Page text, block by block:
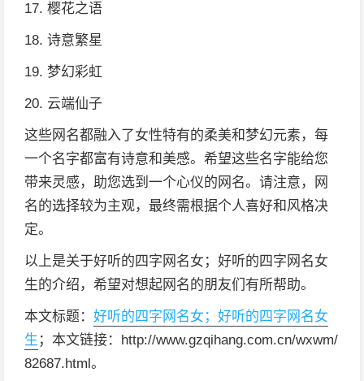
17. 樱花之语
18. 诗意繁星
19. 梦幻彩虹
20. 云端仙子
这些网名都融入了女性特有的柔美和梦幻元素，每
一个名字都富有诗意和美感。希望这些名字能给您
带来灵感，助您选到一个心仪的网名。请注意，网
名的选择较为主观，最终需根据个人喜好和风格决
定。
以上是关于好听的四字网名女；好听的四字网名女
生的介绍，希望对想起网名的朋友们有所帮助。
本文标题： 好听的四字网名女；好听的四字网名女
生 ；本文链接：http://www.gzqihang.com.cn/wxwm/
82687.html。